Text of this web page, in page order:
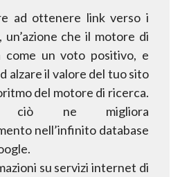
ad ottenere link verso i
che il motore di
come un voto positivo, e
alzare il valore del tuo sito
del motore di ricerca.
ciò ne
migliora
nell’infinito database
su servizi internet di